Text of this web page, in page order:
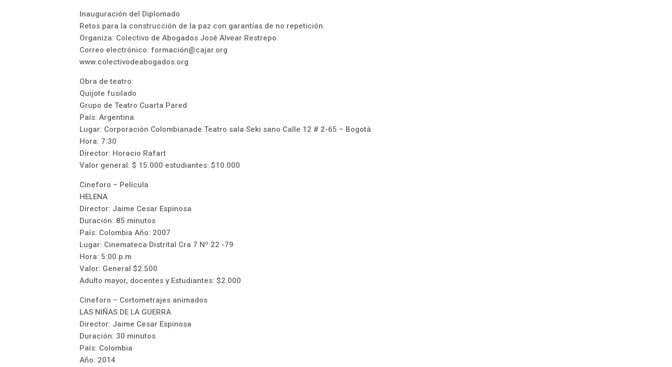
Inauguración del Diplomado
Retos para la construcción de la paz con garantías de no repetición.
Organiza: Colectivo de Abogados José Alvear Restrepo.
Correo electrónico: formación@cajar.org
www.colectivodeabogados.org
Obra de teatro:
Quijote fusilado
Grupo de Teatro Cuarta Pared
País: Argentina
Lugar: Corporación Colombianade Teatro sala Seki sano Calle 12 # 2-65 – Bogotá
Hora: 7:30
Director: Horacio Rafart
Valor general: $ 15.000 estudiantes: $10.000
Cineforo – Película
HELENA
Director: Jaime Cesar Espinosa
Duración: 85 minutos
País: Colombia Año: 2007
Lugar: Cinemateca Distrital Cra 7 Nº 22 -79
Hora: 5:00 p.m
Valor: General $2.500
Adulto mayor, docentes y Estudiantes: $2.000
Cineforo – Cortometrajes animados
LAS NIÑAS DE LA GUERRA
Director: Jaime Cesar Espinosa
Duración: 30 minutos
País: Colombia
Año: 2014